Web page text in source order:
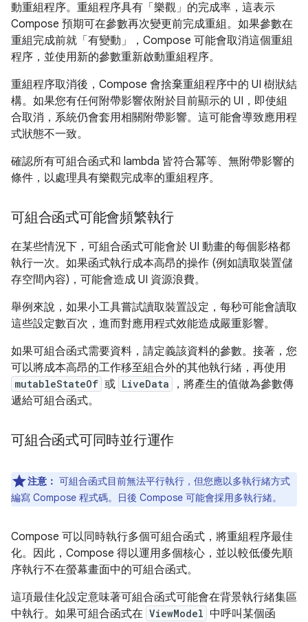
動重組程序。重組程序具有「樂觀」 的完成率，這表示
Compose 預期可在參數再次變更前完成重組。如果參數在
重組完成前就「有變動」
，Compose 可能會取消這個重組
程序，並使用新的參數重新啟動重組程序。
重組程序取消後，Compose 會捨棄重組程序中的 UI 樹狀結
構。如果您有任何附帶影響依附於目前顯示的 UI，即使組
合取消，系統仍會套用相關附帶影響。這可能會導致應用程
式狀態不一致。
確認所有可組合函式和 lambda 皆符合冪等、無附帶影響的
條件，以處理具有樂觀完成率的重組程序。
可組合函式可能會頻繁執行
在某些情況下，可組合函式可能會於 UI 動畫的每個影格都
執行一次。如果函式執行成本高昂的操作 (例如讀取裝置儲
存空間內容)，可能會造成 UI 資源浪費。
舉例來說，如果小工具嘗試讀取裝置設定，每秒可能會讀取
這些設定數百次，進而對應用程式效能造成嚴重影響。
如果可組合函式需要資料，請定義該資料的參數。接著，您
可以將成本高昂的工作移至組合外的其他執行緒，再使用
mutableStateOf 或 LiveData
，將產生的值做為參數傳
遞給可組合函式。
可組合函式可同時並行運作
注意： 可組合函式目前無法平行執行，但您應以多執行緒方式
編寫 Compose 程式碼。日後 Compose 可能會採用多執行緒。
Compose 可以同時執行多個可組合函式，將重組程序最佳
化。因此，Compose 得以運用多個核心，並以較低優先順
序執行不在螢幕畫面中的可組合函式。
這項最佳化設定意味著可組合函式可能會在背景執行緒集區
中執行。如果可組合函式在 ViewModel 中呼叫某個函